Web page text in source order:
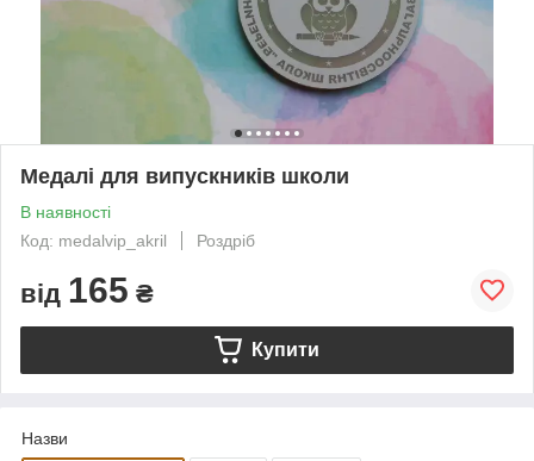
Медалі для випускників школи
В наявності
Код: medalvip_akril
Роздріб
від 165 ₴
Купити
Назви